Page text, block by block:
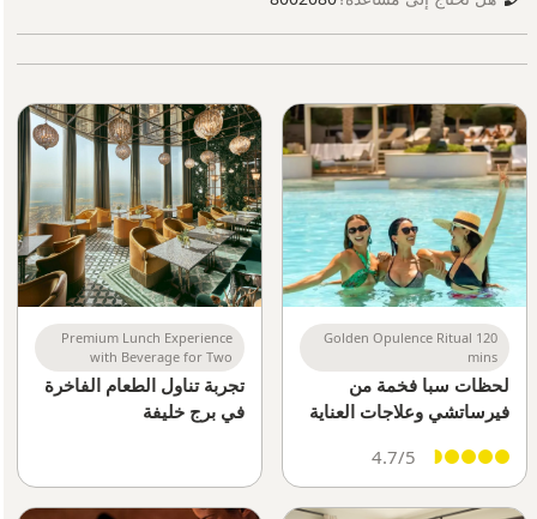
Golden Opulence Ritual 120
mins
لحظات سبا فخمة من
فيرساتشي وعلاجات العناية
4.7/5
Premium Lunch Experience
with Beverage for Two
تجربة تناول الطعام الفاخرة
في برج خليفة